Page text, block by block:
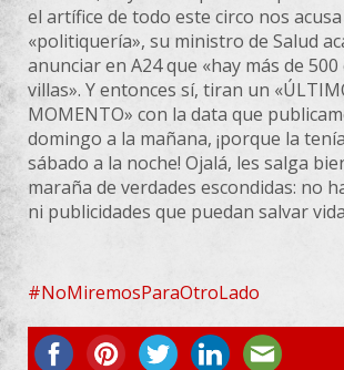
el artífice de todo este circo nos
«politiquería», su ministro de Salud
anunciar en A24 que «hay más de 500
villas». Y entonces sí, tiran un
MOMENTO» con la data que
domingo a la mañana, ¡porque la
sábado a la noche! Ojalá, les salga
maraña de verdades escondidas: no
ni publicidades que puedan salvar
#NoMiremosParaOtroLado